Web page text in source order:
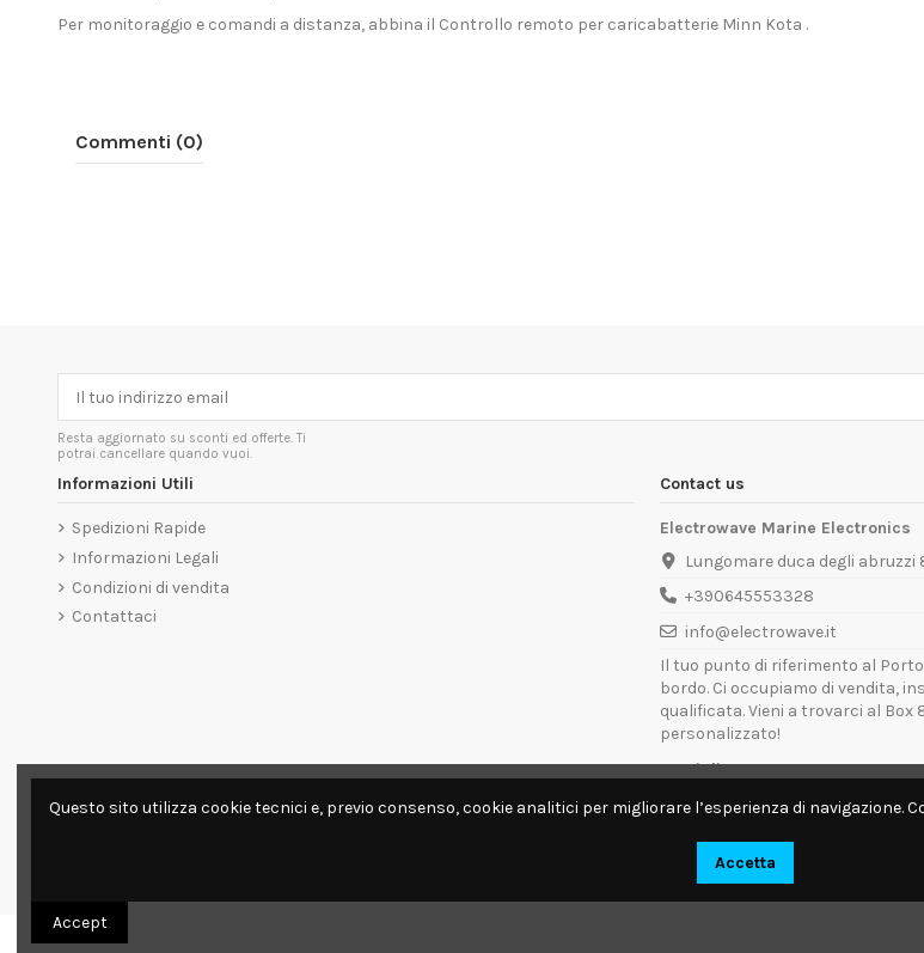
Per monitoraggio e comandi a distanza, abbina il Controllo remoto per caricabatterie Minn Kota .
Commenti (0)
Resta aggiornato su sconti ed offerte. Ti
potrai cancellare quando vuoi.
Informazioni Utili
Spedizioni Rapide
Informazioni Legali
Condizioni di vendita
Contattaci
Contact us
Electrowave Marine Electronics
Lungomare duca degli
+390645553328
info@electrowave.it
Il tuo punto di riferimento al
bordo. Ci occupiamo di vendita,
qualificata. Vieni a trovarci al Box
personalizzato!
Orari di Apertura:
Lunedì - Venerdì: 09:00 - 13:00 /
Disponibili per interventi tecnici
Questo sito utilizza cookie tecnici e, previo consenso, cookie analitici per migliorare l’esperienza di navigazione.
Accetta
Accept